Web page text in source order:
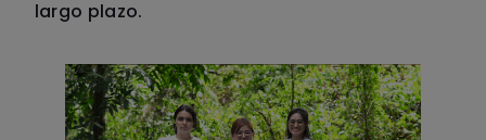
largo plazo.